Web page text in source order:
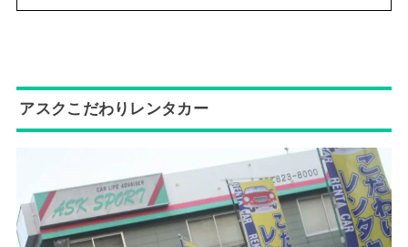
アスクこだわりレンタカー